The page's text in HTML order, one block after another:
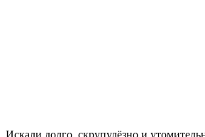
Искали долго, скрупулёзно и